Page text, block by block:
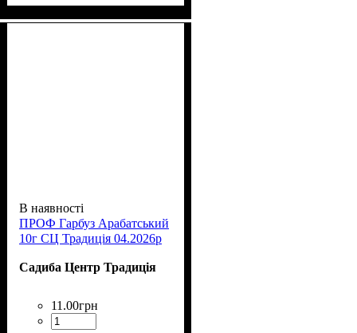
В наявності
ПРОФ Гарбуз Арабатський
10г СЦ Традиція 04.2026р
Садиба Центр Традиція
11 .00грн